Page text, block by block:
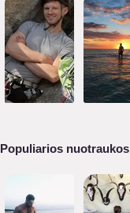
Populiarios nuotraukos